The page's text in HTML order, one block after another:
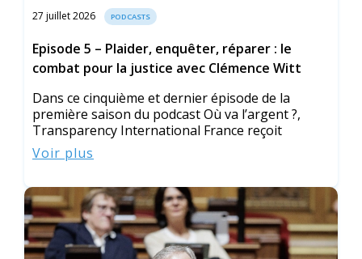
27 juillet 2026 PODCASTS
Episode 5 – Plaider, enquêter, réparer : le
combat pour la justice avec Clémence Witt
Dans ce cinquième et dernier épisode de la
première saison du podcast Où va l’argent ?,
Transparency International France reçoit
Voir plus